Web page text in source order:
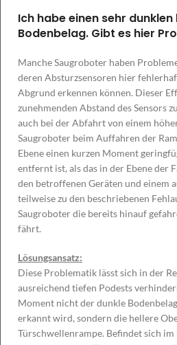
Ich habe einen sehr
Bodenbelag. Gibt es hier
Manche Saugroboter haben
deren Absturzsensoren hier
Abgrund erkennen können. Dieser
zunehmenden Abstand des Sensors
auch bei der Abfahrt von einem
Saugroboter beim Auffahren der
Ebene einen kurzen Moment
entfernt ist, als das in der Ebene der
den betroffenen Geräten und einem
teilweise zu den beschriebenen
Saugroboter die bereits hinauf
fährt.
Lösungsansatz:
Diese Problematik lässt sich in der
ausreichend tiefen Podests
Moment nicht der dunkle
erkannt wird, sondern die hellere
Türschwellenrampe. Befindet sich